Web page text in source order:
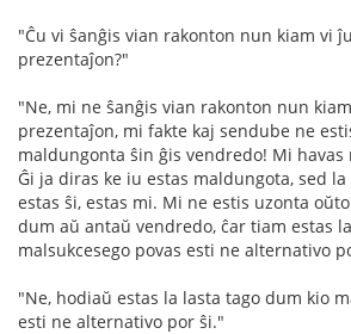
"Ĉu vi ŝanĝis vian rakonton nun kiam vi
prezentaĵon?"
"Ne, mi ne ŝanĝis vian rakonton nun
prezentaĵon, mi fakte kaj sendube ne
maldungonta ŝin ĝis vendredo! Mi
Ĝi ja diras ke iu estas maldungota, sed
estas ŝi, estas mi. Mi ne estis uzonta
dum aŭ antaŭ vendredo, ĉar tiam estas
malsukcesego povas esti ne alternativo
"Ne, hodiaŭ estas la lasta tago dum kio
esti ne alternativo por ŝi."